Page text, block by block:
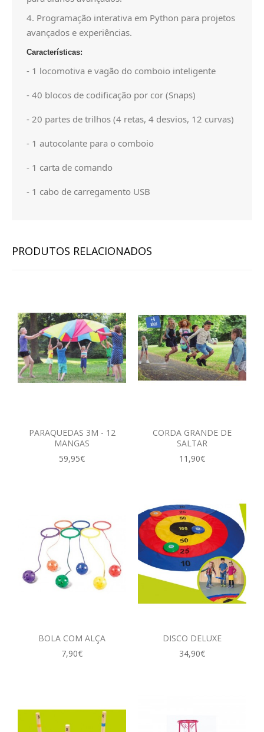
4. Programação interativa em Python para projetos
avançados e experiências.
Características:
- 1 locomotiva e vagão do comboio inteligente
- 40 blocos de codificação por cor (Snaps)
- 20 partes de trilhos (4 retas, 4 desvios, 12 curvas)
- 1 autocolante para o comboio
- 1 carta de comando
- 1 cabo de carregamento USB
PRODUTOS RELACIONADOS
PARAQUEDAS 3M - 12
MANGAS
59,95€
CORDA GRANDE DE
SALTAR
11,90€
BOLA COM ALÇA
7,90€
DISCO DELUXE
34,90€